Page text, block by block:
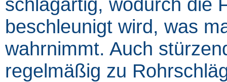
beschleunigt wird, was
wahrnimmt. Auch
regelmäßig zu